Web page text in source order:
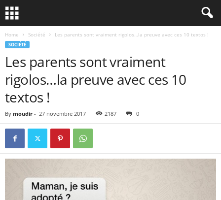
Home Société Les parents sont vraiment rigolos…la preuve avec ces 10 textos !
SOCIÉTÉ
Les parents sont vraiment
rigolos…la preuve avec ces 10
textos !
By moudir - 27 novembre 2017 2187 0